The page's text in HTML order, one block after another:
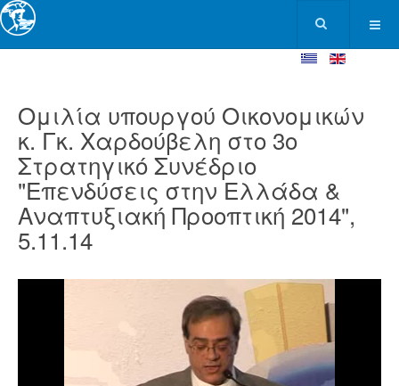
Ομιλία υπουργού Οικονομικών
κ. Γκ. Χαρδούβελη στο 3ο
Στρατηγικό Συνέδριο
"Επενδύσεις στην Ελλάδα &
Αναπτυξιακή Προοπτική 2014",
5.11.14